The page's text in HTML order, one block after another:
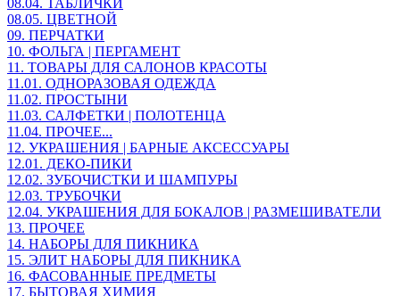
08.04. ТАБЛИЧКИ
08.05. ЦВЕТНОЙ
09. ПЕРЧАТКИ
10. ФОЛЬГА | ПЕРГАМЕНТ
11. ТОВАРЫ ДЛЯ САЛОНОВ КРАСОТЫ
11.01. ОДНОРАЗОВАЯ ОДЕЖДА
11.02. ПРОСТЫНИ
11.03. САЛФЕТКИ | ПОЛОТЕНЦА
11.04. ПРОЧЕЕ...
12. УКРАШЕНИЯ | БАРНЫЕ АКСЕССУАРЫ
12.01. ДЕКО-ПИКИ
12.02. ЗУБОЧИСТКИ И ШАМПУРЫ
12.03. ТРУБОЧКИ
12.04. УКРАШЕНИЯ ДЛЯ БОКАЛОВ | РАЗМЕШИВАТЕЛИ
13. ПРОЧЕЕ
14. НАБОРЫ ДЛЯ ПИКНИКА
15. ЭЛИТ НАБОРЫ ДЛЯ ПИКНИКА
16. ФАСОВАННЫЕ ПРЕДМЕТЫ
17. БЫТОВАЯ ХИМИЯ